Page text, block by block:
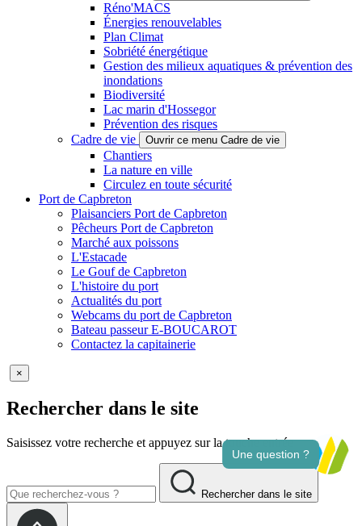
Réno'MACS
Énergies renouvelables
Plan Climat
Sobriété énergétique
Gestion des milieux aquatiques & prévention des
inondations
Biodiversité
Lac marin d'Hossegor
Prévention des risques
Cadre de vie
Ouvrir ce menu Cadre de vie
Chantiers
La nature en ville
Circulez en toute sécurité
Port de Capbreton
Plaisanciers Port de Capbreton
Pêcheurs Port de Capbreton
Marché aux poissons
L'Estacade
Le Gouf de Capbreton
L'histoire du port
Actualités du port
Webcams du port de Capbreton
Bateau passeur E-BOUCAROT
Contactez la capitainerie
×
Rechercher dans le site
Saisissez votre recherche et appuyez sur la touche entrée
Rechercher dans le site